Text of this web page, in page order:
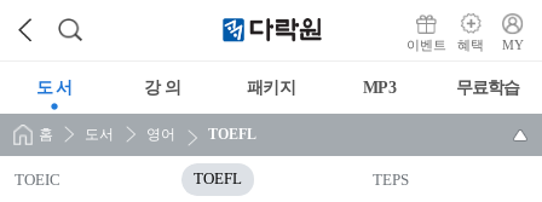
이벤트 혜택 MY
도 서 강 의 패키지 MP3 무료학습
홈 도서 영어 TOEFL
TOEIC TOEFL
TEPS